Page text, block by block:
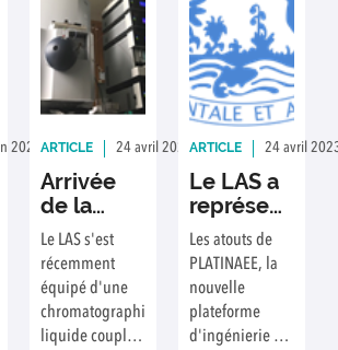
pétrolière
croate, et le LAS.
Afin de partager
nos savoir-faire
et de discuter
des résultats de
chacun, la
directrice du
CTL, Mme Lucija
Konjevic et
l'une de ses
collaboratrices,
Mme Tihana
Goricnik, ainsi
2023 Rédaction : Amandine ETAYO
ARTICLE 24 avril 2023 Rédaction : A. ETAYO
Arrivée
de la
technologie
LC/Q-
TOF au
LAS
Le LAS s'est
récemment
équipé d'une
chromatographie
liquide couplée
ARTICLE 24 avril
Le LAS a
représenté
PLATINAAE
au
colloque
annuel de
la Société
Les atouts de
PLATINAEE, la
nouvelle
plateforme
d'ingénierie en